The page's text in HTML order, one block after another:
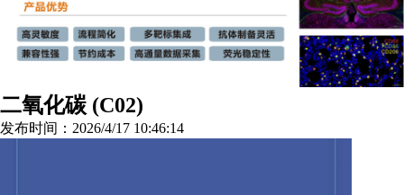
二氧化碳 (C02)
发布时间：2026/4/17 10:46:14